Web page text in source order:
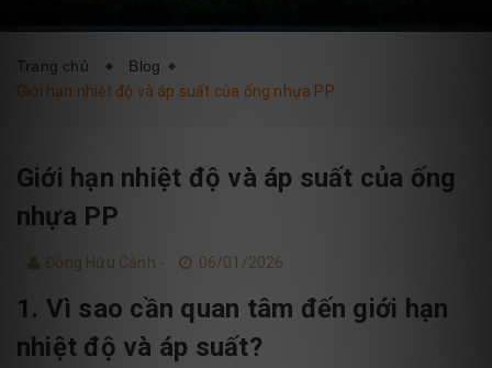
Trang chủ
Blog
Giới hạn nhiệt độ và áp suất của ống nhựa PP
Giới hạn nhiệt độ và áp suất của ống
nhựa PP
Đồng Hữu Cảnh - 06/01/2026
1. Vì sao cần quan tâm đến giới hạn
nhiệt độ và áp suất?